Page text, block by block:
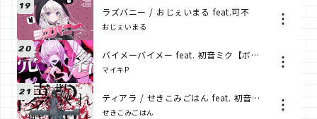
19 ラズバニー / おじぇいまる feat.可不
おじぇいまる
20 バイメーバイメー feat. 初音ミク【ボカロオリジナル曲】マイキP
マイキP
21 ティアラ / せきこみごはん feat. 初音ミク
せきこみごはん